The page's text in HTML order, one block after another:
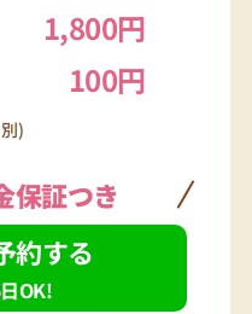
1,800円
100円
)
保証つき
約する
OK!